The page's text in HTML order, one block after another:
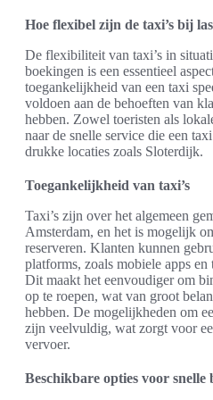
Hoe flexibel zijn de taxi’s bij
De flexibiliteit van taxi’s in
boekingen is een essentieel
toegankelijkheid van een taxi
voldoen aan de behoeften van
hebben. Zowel toeristen als
naar de snelle service die een
drukke locaties zoals Sloterdijk.
Toegankelijkheid van taxi’s
Taxi’s zijn over het algemeen
Amsterdam, en het is mogelijk
reserveren. Klanten kunnen
platforms, zoals mobiele apps
Dit maakt het eenvoudiger om
op te roepen, wat van groot
hebben. De mogelijkheden om
zijn veelvuldig, wat zorgt voor
vervoer.
Beschikbare opties voor snelle